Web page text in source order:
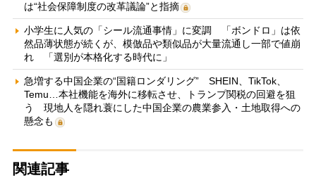
は“社会保障制度の改革議論”と指摘
小学生に人気の「シール流通事情」に変調 「ボンドロ」は依
然品薄状態が続くが、模倣品や類似品が大量流通し一部で値崩
れ 「選別が本格化する時代に」
急増する中国企業の“国籍ロンダリング” SHEIN、TikTok、
Temu…本社機能を海外に移転させ、トランプ関税の回避を狙
う 現地人を隠れ蓑にした中国企業の農業参入・土地取得への
懸念も
関連記事